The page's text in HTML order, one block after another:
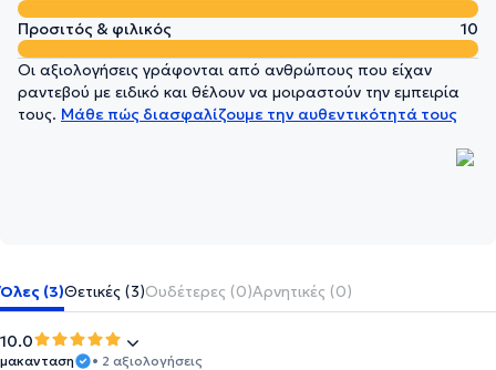
Προσιτός & φιλικός
10
Οι αξιολογήσεις γράφονται από ανθρώπους που είχαν
ραντεβού με ειδικό και θέλουν να μοιραστούν την εμπειρία
τους. Μάθε πώς διασφαλίζουμε την αυθεντικότητά τους
Όλες (3)Θετικές (3)Ουδέτερες (0)Αρνητικές (0)
10.0
μακανταση
• 2 αξιολογήσεις